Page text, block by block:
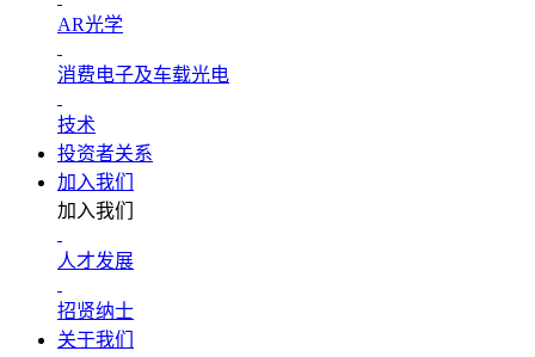
AR光学
消费电子及车载光电
技术
投资者关系
加入我们
加入我们
人才发展
招贤纳士
关于我们